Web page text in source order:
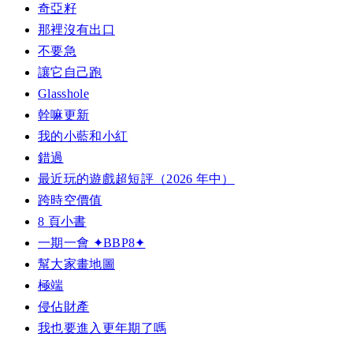
奇亞籽
那裡沒有出口
不要急
讓它自己跑
Glasshole
幹嘛更新
我的小藍和小紅
錯過
最近玩的遊戲超短評（2026 年中）
跨時空價值
8 頁小書
一期一會 ✦BBP8✦
幫大家畫地圖
極端
侵佔財產
我也要進入更年期了嗎